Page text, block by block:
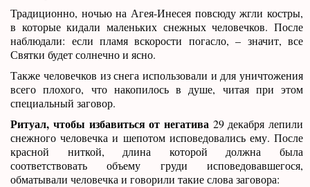
Традиционно, ночью на Агея-Инесея повсюду жгли костры,
в которые кидали маленьких снежных человечков. После
наблюдали: если пламя вскорости погасло, – значит, все
Святки будет солнечно и ясно.
Также человечков из снега использовали и для уничтожения
всего плохого, что накопилось в душе, читая при этом
специальный заговор.
Ритуал, чтобы избавиться от негатива 29 декабря лепили
снежного человечка и шепотом исповедовались ему. После
красной ниткой, длина которой должна была
соответствовать объему груди исповедовавшегося,
обматывали человечка и говорили такие слова заговора: